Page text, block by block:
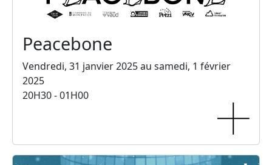
Peacebone
Vendredi, 31 janvier 2025 au samedi, 1 février
2025
20H30 - 01H00